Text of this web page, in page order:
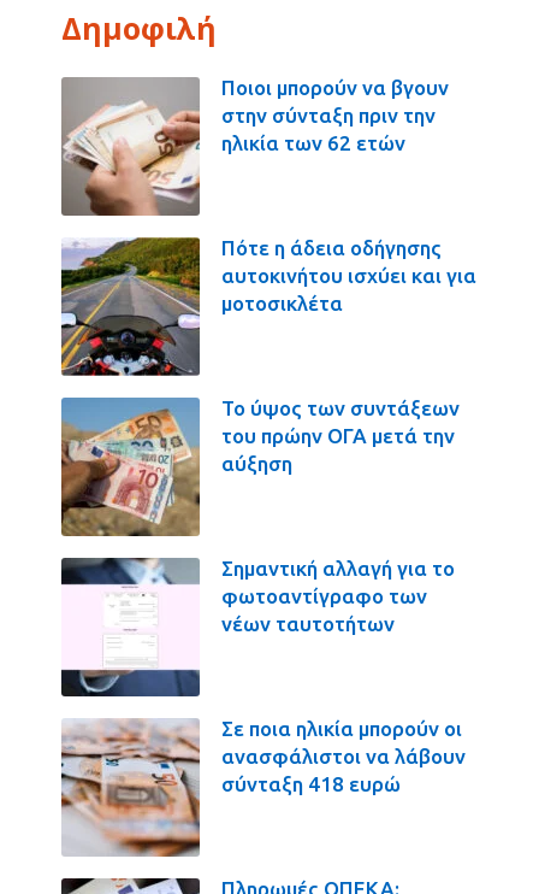
Δημοφιλή
Ποιοι μπορούν να βγουν
στην σύνταξη πριν την
ηλικία των 62 ετών
Πότε η άδεια οδήγησης
αυτοκινήτου ισχύει και για
μοτοσικλέτα
Το ύψος των συντάξεων
του πρώην ΟΓΑ μετά την
αύξηση
Σημαντική αλλαγή για το
φωτοαντίγραφο των
νέων ταυτοτήτων
Σε ποια ηλικία μπορούν οι
ανασφάλιστοι να λάβουν
σύνταξη 418 ευρώ
Πληρωμές ΟΠΕΚΑ: